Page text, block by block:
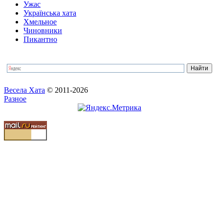
Ужас
Українська хата
Хмельное
Чиновники
Пикантно
Весела Хата © 2011-2026
Разное